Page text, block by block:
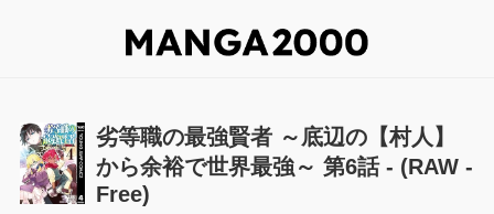
劣等職の最強賢者 ～底辺の【村人】
から余裕で世界最強～ 第6話 - (RAW -
Free)